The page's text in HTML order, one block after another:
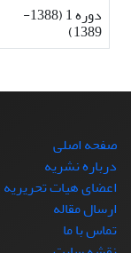
دوره 1 (1388-
1389)
صفحه اصلی
درباره نشریه
اعضای هیات تحریریه
ارسال مقاله
تماس با ما